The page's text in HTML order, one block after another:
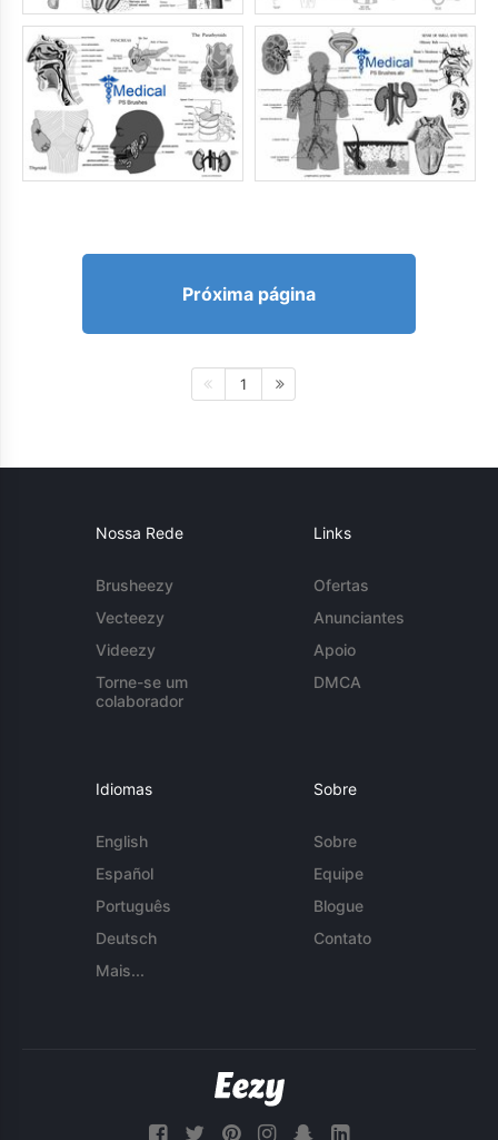
Próxima página
1
Nossa Rede
Brusheezy
Vecteezy
Videezy
Torne-se um
colaborador
Links
Ofertas
Anunciantes
Apoio
DMCA
Idiomas
English
Español
Português
Deutsch
Mais...
Sobre
Sobre
Equipe
Blogue
Contato